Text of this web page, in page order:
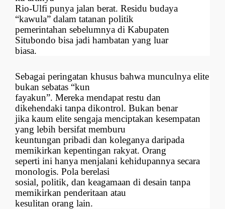
Rio-Ulfi punya jalan berat. Residu budaya
“kawula” dalam tatanan politik
pemerintahan sebelumnya di Kabupaten
Situbondo bisa jadi hambatan yang luar
biasa.
Sebagai peringatan khusus bahwa munculnya elite
bukan sebatas “kun
fayakun”. Mereka mendapat restu dan
dikehendaki tanpa dikontrol. Bukan benar
jika kaum elite sengaja menciptakan kesempatan
yang lebih bersifat memburu
keuntungan pribadi dan koleganya daripada
memikirkan kepentingan rakyat. Orang
seperti ini hanya menjalani kehidupannya secara
monologis. Pola berelasi
sosial, politik, dan keagamaan di desain tanpa
memikirkan penderitaan atau
kesulitan orang lain.